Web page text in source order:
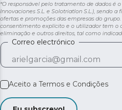
*O responsável pelo tratamento de dados é
Innovaciones S.L. e Solotriatlon S.L.), sendo
ofertas e promoções das empresas do
consentimento explícito e o utilizador tem o
eliminação e outros direitos, tal como
Correo electrónico
Aceito a Termos e Condições